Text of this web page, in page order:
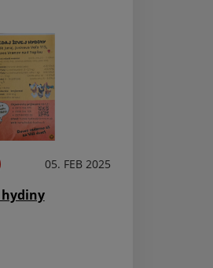
05. FEB 2025
hydiny